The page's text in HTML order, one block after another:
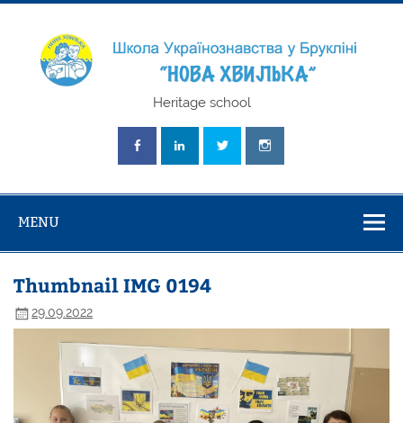
Skip
"Нова
Heritage school
MENU
Thumbnail IMG 0194
29.09.2022